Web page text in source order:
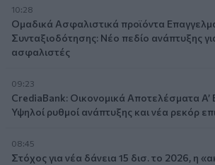
10:28
Ομαδικά Ασφαλιστικά προϊόντα
Συνταξιοδότησης: Νέο πεδίο ανάπτυξης
ασφαλιστές
09:23
CrediaBank: Οικονομικά Αποτελέσματα A’
Υψηλοί ρυθμοί ανάπτυξης και νέα ρεκόρ
08:45
Στόχος για νέα δάνεια 15 δισ. το 2026, η